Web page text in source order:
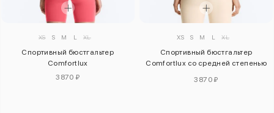
XS S M L XL
Спортивный бюстгальтер
Comfortlux
3870 ₽
XS S M L XL
Спортивный бюстгальтер
Comfortlux со средней степенью
3870 ₽